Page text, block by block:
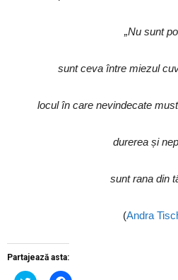
„Nu sunt
sunt ceva între miezul
locul în care nevindecate
durerea și
sunt rana din
(Andra
Partajează asta: